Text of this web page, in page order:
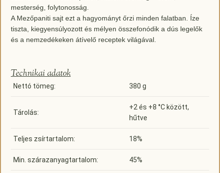
mesterség, folytonosság.
A Mezőpaniti sajt ezt a hagyományt őrzi minden falatban. Íze
tiszta, kiegyensúlyozott és mélyen összefonódik a dús legelők
és a nemzedékeken átívelő receptek világával.
Technikai adatok
Nettó tömeg: 380 g
Tárolás:
+2 és +8 °C között,
hűtve
Teljes zsírtartalom: 18%
Min. szárazanyagtartalom: 45%